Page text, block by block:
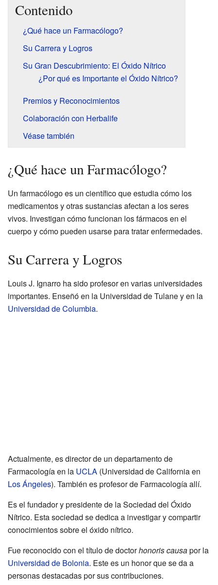
Contenido
¿Qué hace un Farmacólogo?
Su Carrera y Logros
Su Gran Descubrimiento: El Óxido Nítrico
¿Por qué es Importante el Óxido Nítrico?
Premios y Reconocimientos
Colaboración con Herbalife
Véase también
¿Qué hace un Farmacólogo?
Un farmacólogo es un científico que estudia cómo los
medicamentos y otras sustancias afectan a los seres
vivos. Investigan cómo funcionan los fármacos en el
cuerpo y cómo pueden usarse para tratar enfermedades.
Su Carrera y Logros
Louis J. Ignarro ha sido profesor en varias universidades
importantes. Enseñó en la Universidad de Tulane y en la
Universidad de Columbia.
Actualmente, es director de un departamento de
Farmacología en la UCLA (Universidad de California en
Los Ángeles). También es profesor de Farmacología allí.
Es el fundador y presidente de la Sociedad del Óxido
Nítrico. Esta sociedad se dedica a investigar y compartir
conocimientos sobre el óxido nítrico.
Fue reconocido con el título de doctorhonoris causapor la
Universidad de Bolonia. Este es un honor que se da a
personas destacadas por sus contribuciones.